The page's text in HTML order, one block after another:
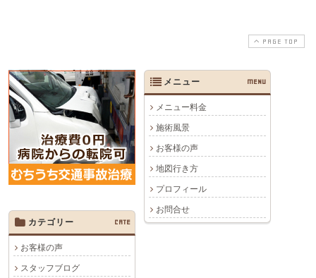
PAGE TOP
メニュー MENU
メニュー料金
施術風景
お客様の声
地図行き方
プロフィール
お問合せ
カテゴリー
CATE
お客様の声
スタッフブログ